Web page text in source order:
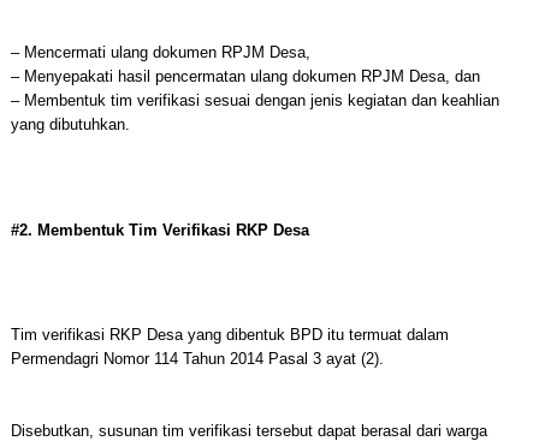
– Mencermati ulang dokumen RPJM Desa,
– Menyepakati hasil pencermatan ulang dokumen RPJM Desa, dan
– Membentuk tim verifikasi sesuai dengan jenis kegiatan dan keahlian
yang dibutuhkan.
#2. Membentuk Tim Verifikasi RKP Desa
Tim verifikasi RKP Desa yang dibentuk BPD itu termuat dalam
Permendagri Nomor 114 Tahun 2014 Pasal 3 ayat (2).
Disebutkan, susunan tim verifikasi tersebut dapat berasal dari warga